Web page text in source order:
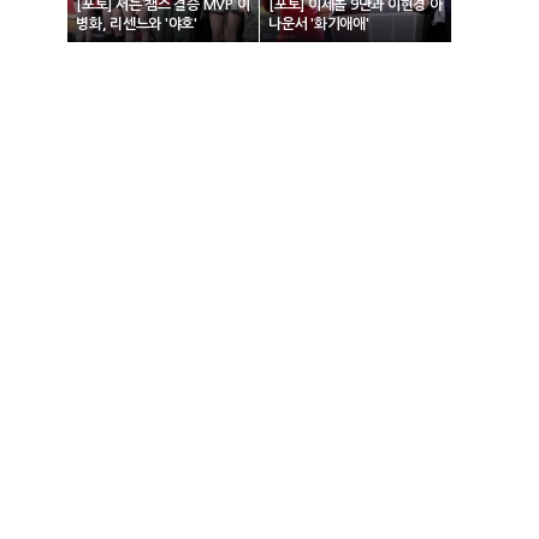
[포토] 서든 챔스 결승 MVP 이
병화, 리센느와 '야호'
[포토] 이세돌 9단과 이현경 아
나운서 '화기애애'